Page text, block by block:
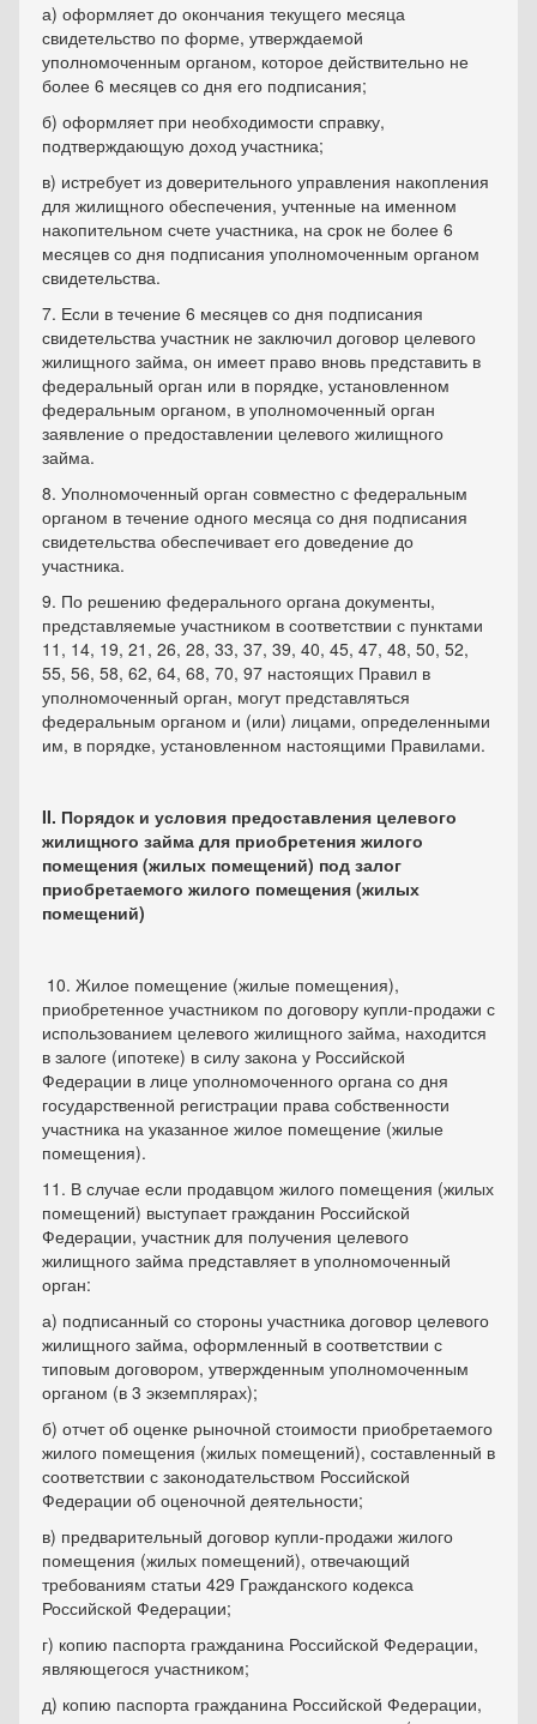
а) оформляет до окончания текущего месяца
свидетельство по форме, утверждаемой
уполномоченным органом, которое действительно не
более 6 месяцев со дня его подписания;
б) оформляет при необходимости справку,
подтверждающую доход участника;
в) истребует из доверительного управления накопления
для жилищного обеспечения, учтенные на именном
накопительном счете участника, на срок не более 6
месяцев со дня подписания уполномоченным органом
свидетельства.
7. Если в течение 6 месяцев со дня подписания
свидетельства участник не заключил договор целевого
жилищного займа, он имеет право вновь представить в
федеральный орган или в порядке, установленном
федеральным органом, в уполномоченный орган
заявление о предоставлении целевого жилищного
займа.
8. Уполномоченный орган совместно с федеральным
органом в течение одного месяца со дня подписания
свидетельства обеспечивает его доведение до
участника.
9. По решению федерального органа документы,
представляемые участником в соответствии с пунктами
11, 14, 19, 21, 26, 28, 33, 37, 39, 40, 45, 47, 48, 50, 52,
55, 56, 58, 62, 64, 68, 70, 97 настоящих Правил в
уполномоченный орган, могут представляться
федеральным органом и (или) лицами, определенными
им, в порядке, установленном настоящими Правилами.
II. Порядок и условия предоставления целевого
жилищного займа для приобретения жилого
помещения (жилых помещений) под залог
приобретаемого жилого помещения (жилых
помещений)
10. Жилое помещение (жилые помещения),
приобретенное участником по договору купли-продажи с
использованием целевого жилищного займа, находится
в залоге (ипотеке) в силу закона у Российской
Федерации в лице уполномоченного органа со дня
государственной регистрации права собственности
участника на указанное жилое помещение (жилые
помещения).
11. В случае если продавцом жилого помещения (жилых
помещений) выступает гражданин Российской
Федерации, участник для получения целевого
жилищного займа представляет в уполномоченный
орган:
а) подписанный со стороны участника договор целевого
жилищного займа, оформленный в соответствии с
типовым договором, утвержденным уполномоченным
органом (в 3 экземплярах);
б) отчет об оценке рыночной стоимости приобретаемого
жилого помещения (жилых помещений), составленный в
соответствии с законодательством Российской
Федерации об оценочной деятельности;
в) предварительный договор купли-продажи жилого
помещения (жилых помещений), отвечающий
требованиям статьи 429 Гражданского кодекса
Российской Федерации;
г) копию паспорта гражданина Российской Федерации,
являющегося участником;
д) копию паспорта гражданина Российской Федерации,